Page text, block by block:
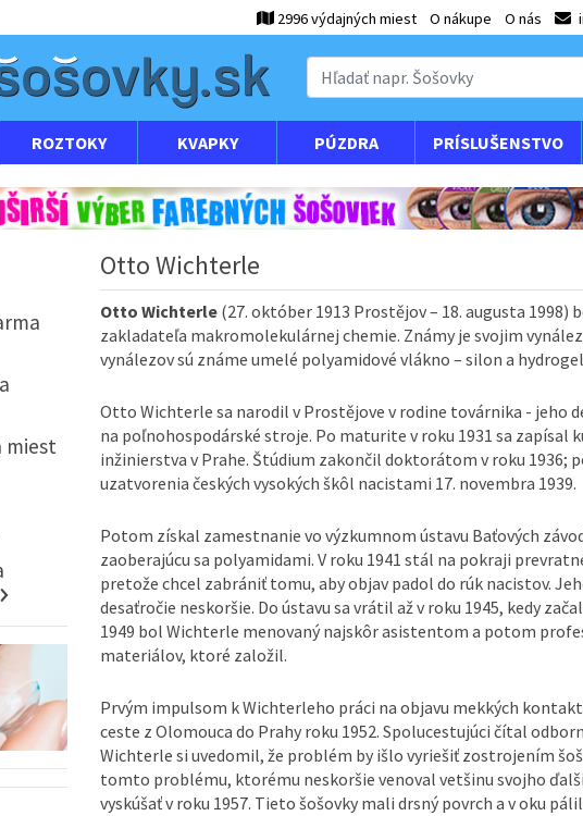
2996 výdajných miest O nákupe O nás
ROZTOKY KVAPKY PÚZDRA PRÍSLUŠENSTVO
miest
Otto Wichterle
Otto Wichterle (27. október 1913 Prostějov – 18. augusta 1998)
zakladateľa makromolekulárnej chemie. Známy je svojim
vynálezov sú známe umelé polyamidové vlákno – silon a
Otto Wichterle sa narodil v Prostějove v rodine továrnika - jeho
na poľnohospodárské stroje. Po maturite v roku 1931 sa
inžinierstva v Prahe. Štúdium zakončil doktorátom v roku
uzatvorenia českých vysokých škôl nacistami 17. novembra 1939.
Potom získal zamestnanie vo výzkumnom ústavu Baťových
zaoberajúcu sa polyamidami. V roku 1941 stál na pokraji
pretože chcel zabrániť tomu, aby objav padol do rúk nacistov.
desaťročie neskoršie. Do ústavu sa vrátil až v roku 1945, kedy
1949 bol Wichterle menovaný najskôr asistentom a potom
materiálov, ktoré založil.
Prvým impulsom k Wichterleho práci na objavu mekkých
ceste z Olomouca do Prahy roku 1952. Spolucestujúci čítal
Wichterle si uvedomil, že problém by išlo vyriešiť zostrojením
tomto problému, ktorému neskoršie venoval vetšinu svojho
vyskúšať v roku 1957. Tieto šošovky mali drsný povrch a v oku